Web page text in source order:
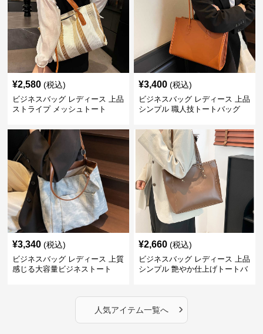
¥2,580 (税込)
ビジネスバッグ レディース 上品
ストライプ メッシュトート
¥3,400 (税込)
ビジネスバッグ レディース 上品
シンプル 職人技トートバッグ
¥3,340 (税込)
ビジネスバッグ レディース 上質
感じる大容量ビジネストート
¥2,660 (税込)
ビジネスバッグ レディース 上品
シンプル 艶やか仕上げトートバ
人気アイテム一覧へ ›